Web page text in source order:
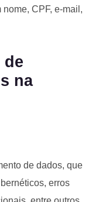
CPF, e-mail,
de
na
de dados, que
erros